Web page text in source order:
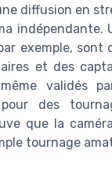
diffusion en
indépendante.
exemple, sont
et des
validés
des
que la
tournage